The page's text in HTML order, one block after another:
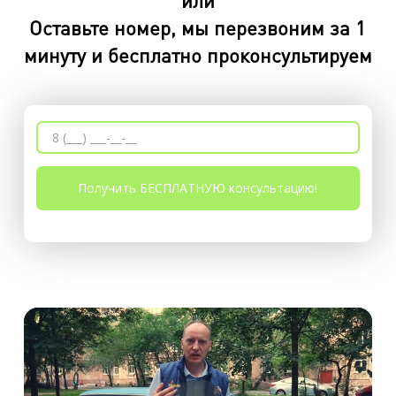
Оставьте номер, мы перезвоним за 1
минуту и бесплатно проконсультируем